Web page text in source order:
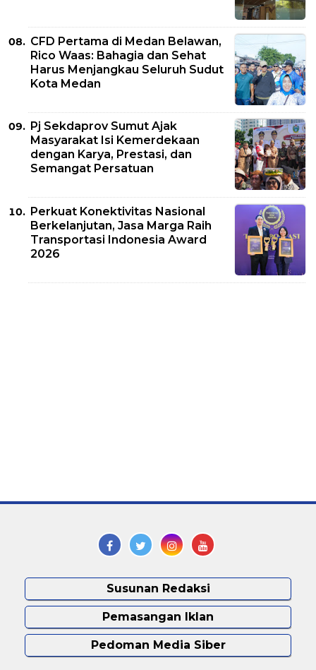
CFD Pertama di Medan Belawan,
Rico Waas: Bahagia dan Sehat
Harus Menjangkau Seluruh Sudut
Kota Medan
Pj Sekdaprov Sumut Ajak
Masyarakat Isi Kemerdekaan
dengan Karya, Prestasi, dan
Semangat Persatuan
Perkuat Konektivitas Nasional
Berkelanjutan, Jasa Marga Raih
Transportasi Indonesia Award
2026
Susunan Redaksi
Pemasangan Iklan
Pedoman Media Siber